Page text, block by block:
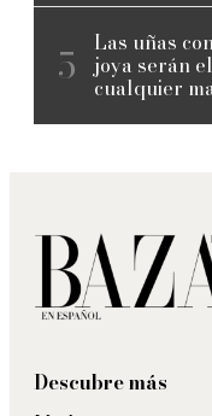
Las uñas
joya serán
cualquier
Descubre más